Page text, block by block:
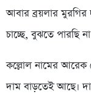
আবার ব্রয়লার
চাচ্ছে, বুঝতে পারছি
কল্লোল নামের আরেক
দাম বাড়তেই আছে।